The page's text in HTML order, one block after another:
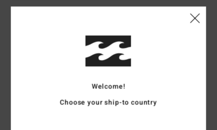
Haut tube Blanc Femme
Code couleur
Fronces sur les côtés
Welcome!
Choose your ship-to country